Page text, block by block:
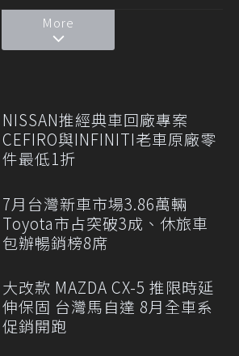
More
NISSAN推經典車回廠專案
CEFIRO與INFINITI老車原廠零
件最低1折
7月台灣新車市場3.86萬輛
Toyota市占突破3成、休旅車
包辦暢銷榜8席
大改款 MAZDA CX-5 推限時延
伸保固 台灣馬自達 8月全車系
促銷開跑